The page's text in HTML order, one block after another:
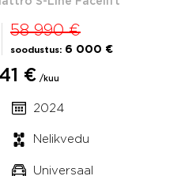
58 990 €
soodustus: 6 000 €
€ /kuu
2024
Nelikvedu
Universaal